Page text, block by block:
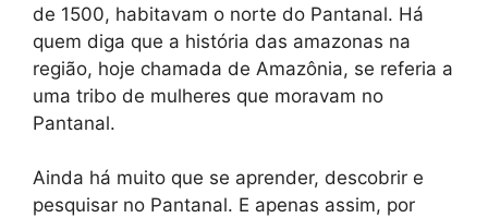
de 1500, habitavam o norte do Pantanal. Há
quem diga que a história das amazonas na
região, hoje chamada de Amazônia, se referia a
uma tribo de mulheres que moravam no
Pantanal.
Ainda há muito que se aprender, descobrir e
pesquisar no Pantanal. E apenas assim, por